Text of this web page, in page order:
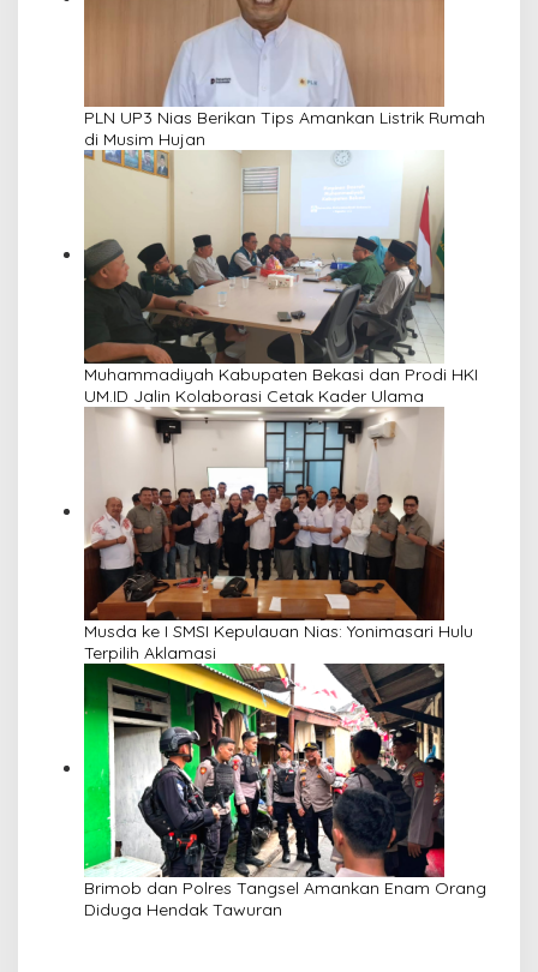
PLN UP3 Nias Berikan Tips Amankan Listrik Rumah
di Musim Hujan
Muhammadiyah Kabupaten Bekasi dan Prodi HKI
UM.ID Jalin Kolaborasi Cetak Kader Ulama
Musda ke I SMSI Kepulauan Nias: Yonimasari Hulu
Terpilih Aklamasi
Brimob dan Polres Tangsel Amankan Enam Orang
Diduga Hendak Tawuran